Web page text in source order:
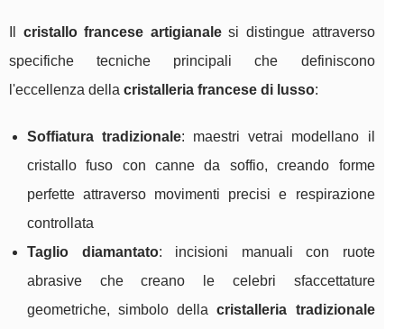
cristallo francese artigianalesi distingue attraverso
specifiche tecniche principali che definiscono
l'eccellenza della cristalleria francese di lusso:
Soffiatura tradizionale: maestri vetrai modellano il
cristallo fuso con canne da soffio, creando forme
perfette attraverso movimenti precisi e respirazione
controllata
Taglio diamantato: incisioni manuali con ruote
abrasive che creano le celebri sfaccettature
geometriche, simbolo dellacristalleria tradizionale